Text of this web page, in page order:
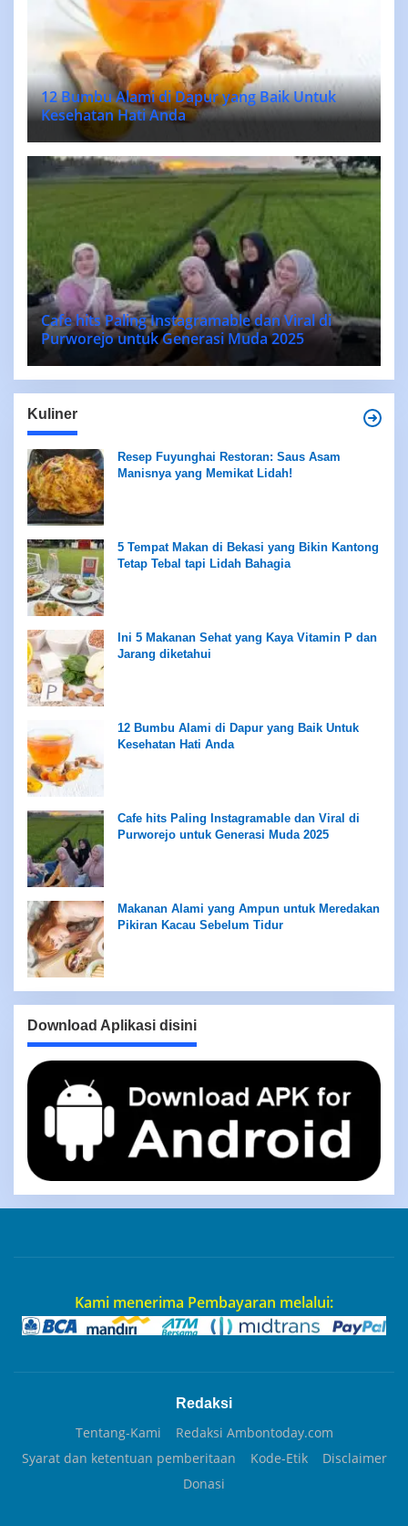
12 Bumbu Alami di Dapur yang Baik Untuk
Kesehatan Hati Anda
Cafe hits Paling Instagramable dan Viral di
Purworejo untuk Generasi Muda 2025
Kuliner
Resep Fuyunghai Restoran: Saus Asam
Manisnya yang Memikat Lidah!
5 Tempat Makan di Bekasi yang Bikin Kantong
Tetap Tebal tapi Lidah Bahagia
Ini 5 Makanan Sehat yang Kaya Vitamin P dan
Jarang diketahui
12 Bumbu Alami di Dapur yang Baik Untuk
Kesehatan Hati Anda
Cafe hits Paling Instagramable dan Viral di
Purworejo untuk Generasi Muda 2025
Makanan Alami yang Ampun untuk Meredakan
Pikiran Kacau Sebelum Tidur
Download Aplikasi disini
Kami menerima Pembayaran melalui:
Redaksi
Tentang-Kami
Redaksi Ambontoday.com
Syarat dan ketentuan pemberitaan
Kode-Etik
Disclaimer
Donasi